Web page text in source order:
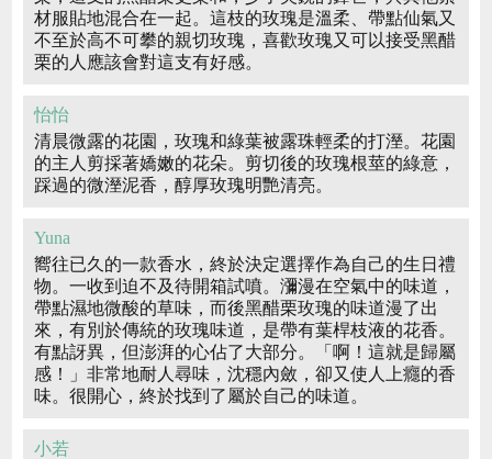
材服貼地混合在一起。這枝的玫瑰是溫柔、帶點仙氣又
不至於高不可攀的親切玫瑰，喜歡玫瑰又可以接受黑醋
栗的人應該會對這支有好感。
怡怡
清晨微露的花園，玫瑰和綠葉被露珠輕柔的打溼。花園
的主人剪採著嬌嫩的花朵。剪切後的玫瑰根莖的綠意，
踩過的微溼泥香，醇厚玫瑰明艷清亮。
Yuna
嚮往已久的一款香水，終於決定選擇作為自己的生日禮
物。一收到迫不及待開箱試噴。瀰漫在空氣中的味道，
帶點濕地微酸的草味，而後黑醋栗玫瑰的味道漫了出
來，有別於傳統的玫瑰味道，是帶有葉桿枝液的花香。
有點訝異，但澎湃的心佔了大部分。「啊！這就是歸屬
感！」非常地耐人尋味，沈穩內斂，卻又使人上癮的香
味。很開心，終於找到了屬於自己的味道。
小若